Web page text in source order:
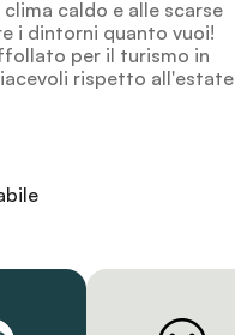
caldo e alle scarse
i dintorni quanto vuoi!
per il turismo in
rispetto all'estate